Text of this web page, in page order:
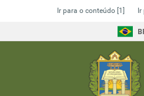
Ir para o conteúdo [1]